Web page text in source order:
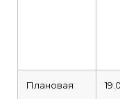
Плановая